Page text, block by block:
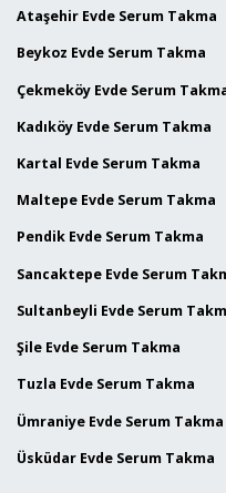
Ataşehir Evde Serum Takma
Beykoz Evde Serum Takma
Çekmeköy Evde Serum
Kadıköy Evde Serum Takma
Kartal Evde Serum Takma
Maltepe Evde Serum Takma
Pendik Evde Serum Takma
Sancaktepe Evde Serum
Sultanbeyli Evde Serum
Şile Evde Serum Takma
Tuzla Evde Serum Takma
Ümraniye Evde Serum Takma
Üsküdar Evde Serum Takma